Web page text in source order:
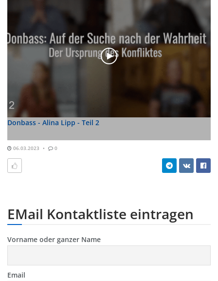
Donbass - Alina Lipp - Teil 2
06.03.2023 0
EMail Kontaktliste eintragen
Vorname oder ganzer Name
Email